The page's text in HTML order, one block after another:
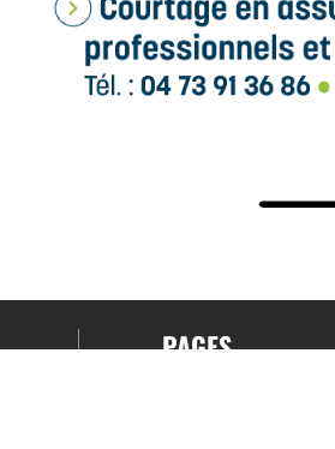
PAGES